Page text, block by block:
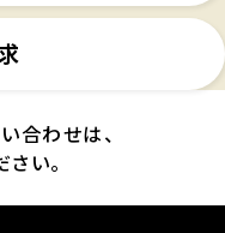
合わせは、
い。